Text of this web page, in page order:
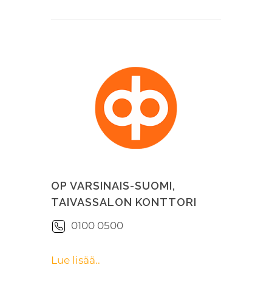
OP VARSINAIS-SUOMI,
TAIVASSALON KONTTORI
0100 0500
Lue lisää..